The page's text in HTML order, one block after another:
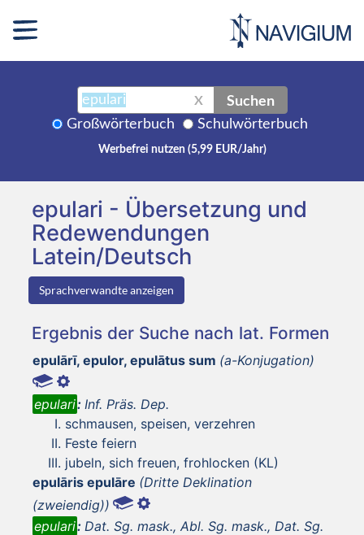
X Suchen
Großwörterbuch Schulwörterbuch
Werbefrei nutzen (5,99 EUR/Jahr)
epulari - Übersetzung und
Redewendungen
Latein/Deutsch
Sprachverwandte anzeigen
Ergebnis der Suche nach lat. Formen
epulārī, epulor, epulātus sum (a-Konjugation)
epulari: Inf. Präs. Dep.
schmausen, speisen, verzehren
Feste feiern
jubeln, sich freuen, frohlocken (KL)
epulāris epulāre (Dritte Deklination
(zweiendig))
epulari: Dat. Sg. mask., Abl. Sg. mask., Dat. Sg.